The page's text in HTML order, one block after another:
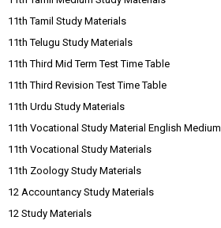
11th Tamil Study Materials
11th Telugu Study Materials
11th Third Mid Term Test Time Table
11th Third Revision Test Time Table
11th Urdu Study Materials
11th Vocational Study Material English Medium
11th Vocational Study Materials
11th Zoology Study Materials
12 Accountancy Study Materials
12 Study Materials